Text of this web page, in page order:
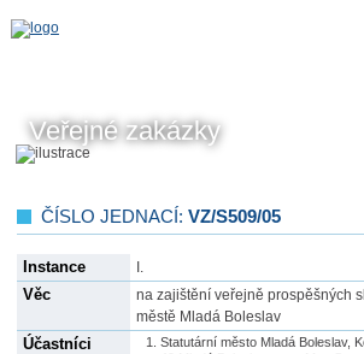
Veřejné zakázky
ČÍSLO JEDNACÍ: VZ/S509/05
Instance I.
Věc
na zajištění veřejně prospěšných
městě Mladá Boleslav
Účastníci
Statutární město Mladá Boleslav,